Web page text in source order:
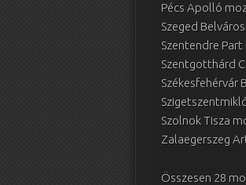
Pécs Apolló
Szeged
Szentendre Part
Szentgotthárd
Székesfehérvár
Szolnok Tisza
Zalaegerszeg
Összesen 28